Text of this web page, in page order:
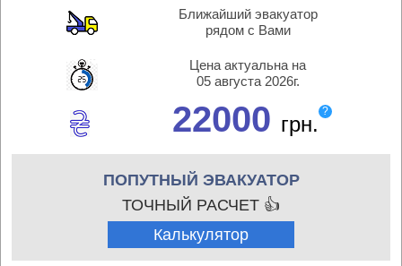
Ближайший эвакуатор
рядом с Вами
Цена актуальна на
05 августа 2026г.
22000 грн.
?
ПОПУТНЫЙ ЭВАКУАТОР
ТОЧНЫЙ РАСЧЕТ 👍
Калькулятор